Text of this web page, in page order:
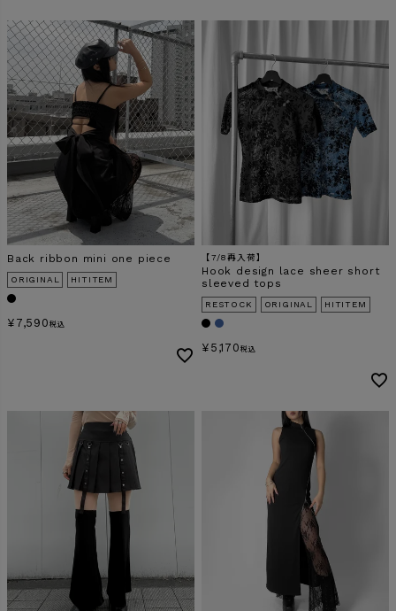
表示する
検索
Back ribbon mini one piece
ORIGINAL HITITEM
¥ 7,590 税込
【7/8再入荷】
Hook design lace sheer short
sleeved tops
RESTOCK ORIGINAL HITITEM
¥ 5,170 税込